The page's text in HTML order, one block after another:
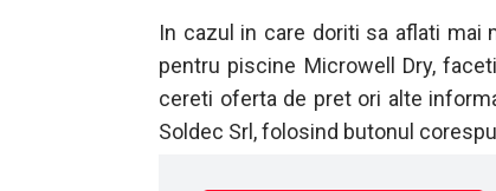
In cazul in care doriti sa aflati mai
pentru piscine Microwell Dry,
cereti oferta de pret ori alte
Soldec Srl, folosind butonul